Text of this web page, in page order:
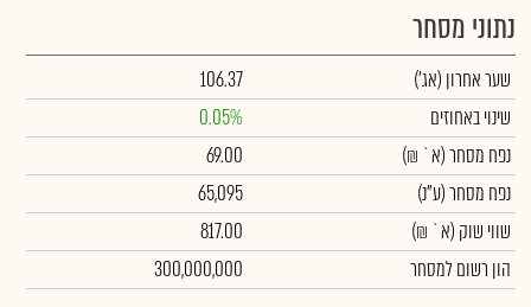
נתוני מסחר
שער אחרון (אג')
106.37
שינוי באחוזים
0.05%
נפח מסחר(א` ₪)
69.00
נפח מסחר(ע"נ)
65,095
שווי שוק (א` ₪)
817.00
הון רשום למסחר
300,000,000